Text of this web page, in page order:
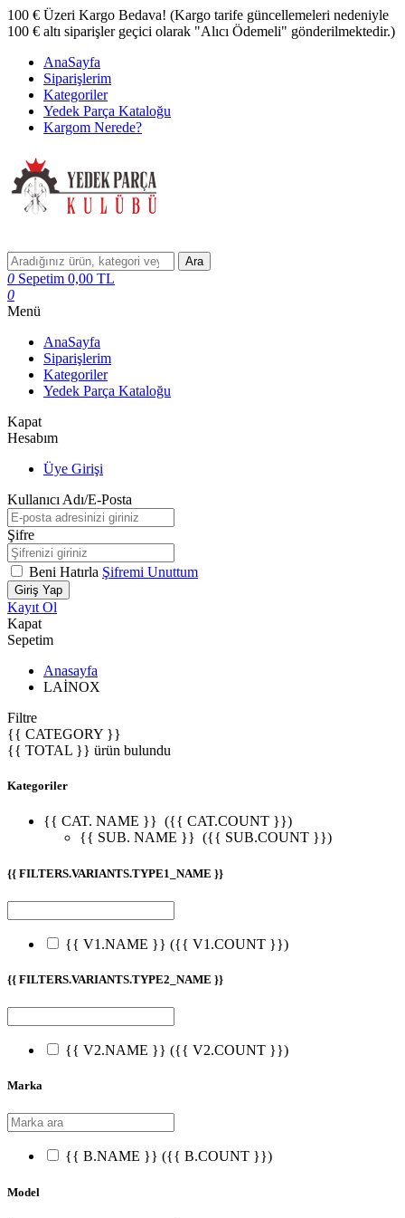
100 € Üzeri Kargo Bedava! (Kargo tarife güncellemeleri nedeniyle
100 € altı siparişler geçici olarak "Alıcı Ödemeli" gönderilmektedir.)
AnaSayfa
Siparişlerim
Kategoriler
Yedek Parça Kataloğu
Kargom Nerede?
Ara
0 Sepetim 0,00 TL
0
Menü
AnaSayfa
Siparişlerim
Kategoriler
Yedek Parça Kataloğu
Kapat
Hesabım
Üye Girişi
Kullanıcı Adı/E-Posta
Şifre
Beni Hatırla Şifremi Unuttum
Giriş Yap
Kayıt Ol
Kapat
Sepetim
Anasayfa
LAİNOX
Filtre
{{ CATEGORY }}
{{ TOTAL }} ürün bulundu
Kategoriler
{{ CAT. NAME }} ({{ CAT.COUNT }})
{{ SUB. NAME }} ({{ SUB.COUNT }})
{{ FILTERS.VARIANTS.TYPE1_NAME }}
{{ V1.NAME }} ({{ V1.COUNT }})
{{ FILTERS.VARIANTS.TYPE2_NAME }}
{{ V2.NAME }} ({{ V2.COUNT }})
Marka
{{ B.NAME }} ({{ B.COUNT }})
Model